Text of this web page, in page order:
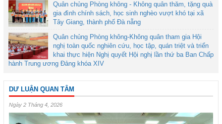
Quân chủng Phòng không - Không quân thăm, tặng quà
gia đình chính sách, học sinh nghèo vượt khó tại xã
Tây Giang, thành phố Đà nẵng
Quân chủng Phòng không-Không quân tham gia Hội
nghị toàn quốc nghiên cứu, học tập, quán triệt và triển
khai thực hiện Nghị quyết Hội nghị lần thứ ba Ban Chấp
hành Trung ương Đảng khóa XIV
DƯ LUẬN QUAN TÂM
Ngày 2 Tháng 4, 2026